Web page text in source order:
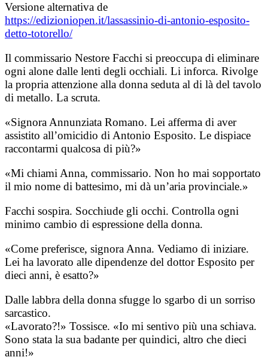
Versione alternativa de
https://edizioniopen.it/lassassinio-di-antonio-esposito-
detto-totorello/
Il commissario Nestore Facchi si preoccupa di eliminare
ogni alone dalle lenti degli occhiali. Li inforca. Rivolge
la propria attenzione alla donna seduta al di là del tavolo
di metallo. La scruta.
«Signora Annunziata Romano. Lei afferma di aver
assistito all’omicidio di Antonio Esposito. Le dispiace
raccontarmi qualcosa di più?»
«Mi chiami Anna, commissario. Non ho mai sopportato
il mio nome di battesimo, mi dà un’aria provinciale.»
Facchi sospira. Socchiude gli occhi. Controlla ogni
minimo cambio di espressione della donna.
«Come preferisce, signora Anna. Vediamo di iniziare.
Lei ha lavorato alle dipendenze del dottor Esposito per
dieci anni, è esatto?»
Dalle labbra della donna sfugge lo sgarbo di un sorriso
sarcastico.
«Lavorato?!» Tossisce. «Io mi sentivo più una schiava.
Sono stata la sua badante per quindici, altro che dieci
anni!»